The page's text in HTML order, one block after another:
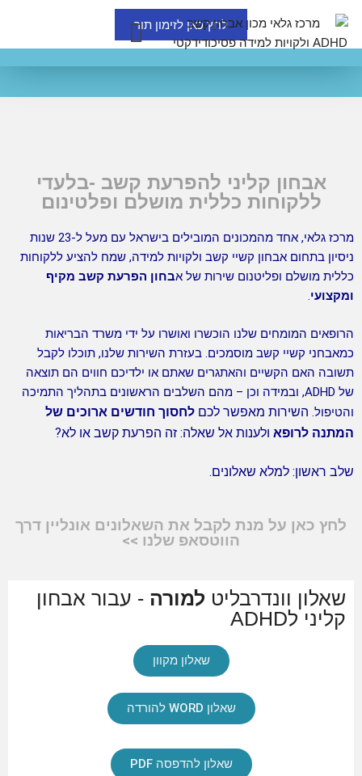
לחץ כאן לזימון תור
אבחון קליני להפרעת קשב -בלעדי
ללקוחות כללית מושלם ופלטינום
מרכז גלאי, אחד מהמכונים המובילים בישראל עם מעל ל-23 שנות
בתחום אבחון קשיי קשב ולקויות למידה, שמח להציע ללקוחות
מושלם ופליטנום שירות של אבחון הפרעת קשב מקיף
.
המומחים שלנו הוכשרו ואושרו על ידי משרד הבריאות
קשיי קשב מוסמכים. בעזרת השירות שלנו, תוכלו לקבל
האם הקשיים והאתגרים שאתם או ילדיכם חווים הם תוצאה
של ADHD, ובמידה וכן – מהם השלבים הראשונים בתהליך התמיכה
השירות מאפשר לכםלחסוך חודשים ארוכים של
לרופאולענות אל שאלה: זה הפרעת קשב או לא?
ראשון: למלא שאלונים.
לחץ כאן על מנת לקבל את השאלונים אונליין דרך
הווטסאפ שלנו >>
שאלון וונדרבליטלמורה- עבור אבחון
קליני לADHD
שאלון מקוון
שאלון WORD להורדה
שאלון להדפסה PDF